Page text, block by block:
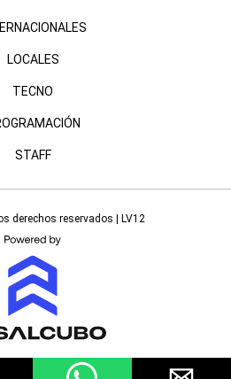
LOCALES
TECNO
STAFF
derechos reservados | LV12